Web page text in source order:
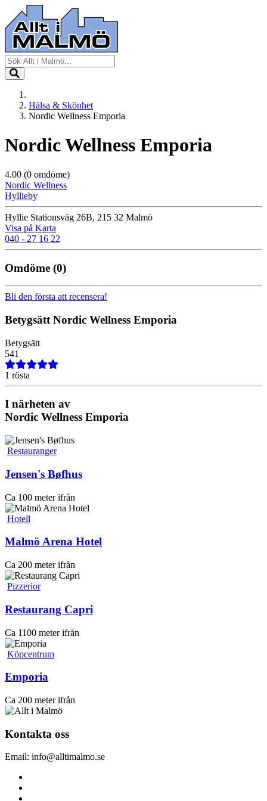
Hälsa & Skönhet
Nordic Wellness Emporia
Nordic Wellness Emporia
4.00 (0 omdöme)
Nordic Wellness
Hyllieby
Hyllie Stationsväg 26B, 215 32 Malmö
Visa på Karta
040 - 27 16 22
Omdöme (0)
Bli den första att recensera!
Betygsätt Nordic Wellness Emporia
Betygsätt
541
1 rösta
I närheten av
Nordic Wellness Emporia
Restauranger
Jensen's Bøfhus
Ca 100 meter ifrån
Hotell
Malmö Arena Hotel
Ca 200 meter ifrån
Pizzerior
Restaurang Capri
Ca 1100 meter ifrån
Köpcentrum
Emporia
Ca 200 meter ifrån
Kontakta oss
Email: info@alltimalmo.se